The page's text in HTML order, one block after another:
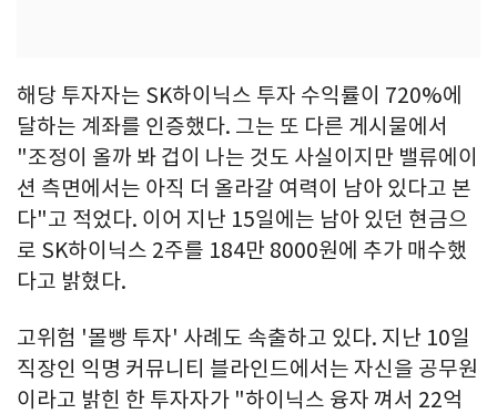
해당 투자자는 SK하이닉스 투자 수익률이 720%에
달하는 계좌를 인증했다. 그는 또 다른 게시물에서
"조정이 올까 봐 겁이 나는 것도 사실이지만 밸류에이
션 측면에서는 아직 더 올라갈 여력이 남아 있다고 본
다"고 적었다. 이어 지난 15일에는 남아 있던 현금으
로 SK하이닉스 2주를 184만 8000원에 추가 매수했
다고 밝혔다.
고위험 '몰빵 투자' 사례도 속출하고 있다. 지난 10일
직장인 익명 커뮤니티 블라인드에서는 자신을 공무원
이라고 밝힌 한 투자자가 "하이닉스 융자 껴서 22억